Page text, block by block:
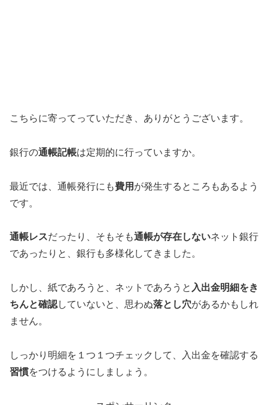
こちらに寄ってっていただき、ありがとうございます。
銀行の通帳記帳は定期的に行っていますか。
最近では、通帳発行にも費用 が発生するところもあるよう
です。
通帳レスだったり、そもそも通帳が存在しないネット銀行
であったりと、銀行も多様化してきました。
しかし、紙であろうと、ネットであろうと 入出金明細をき
ちんと確認していないと、思わぬ落とし穴があるかもしれ
ません。
しっかり明細を１つ１つチェックして、入出金を確認する
習慣をつけるようにしましょう。